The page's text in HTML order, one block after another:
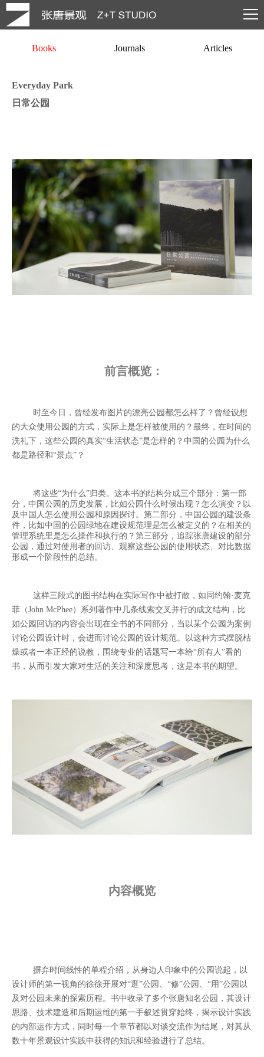
Books Journals Articles
Everyday Park
日常公园
前言概览：
时至今日，曾经发布图片的漂亮公园都怎么样了？曾经设想
的大众使用公园的方式，实际上是怎样被使用的？最终，在时间的
洗礼下，这些公园的真实“生活状态”是怎样的？中国的公园为什么
都是路径和“景点”？
将这些“为什么”归类。这本书的结构分成三个部分：第一部
分，中国公园的历史发展，比如公园什么时候出现？怎么演变？以
及中国人怎么使用公园和原因探讨。第二部分，中国公园的建设条
件，比如中国的公园绿地在建设规范理是怎么被定义的？在相关的
管理系统里是怎么操作和执行的？第三部分，追踪张唐建设的部分
公园，通过对使用者的回访、观察这些公园的使用状态、对比数据
形成一个阶段性的总结。
这样三段式的图书结构在实际写作中被打散，如同约翰·麦克
菲（John McPhee）系列著作中几条线索交叉并行的成文结构，比
如公园回访的内容会出现在全书的不同部分，当以某个公园为案例
讨论公园设计时，会进而讨论公园的设计规范。以这种方式摆脱枯
燥或者一本正经的说教，围绕专业的话题写一本给“所有人”看的
书，从而引发大家对生活的关注和深度思考，这是本书的期望。
内容概览
摒弃时间线性的单程介绍，从身边人印象中的公园说起，以
设计师的第一视角的徐徐开展对“逛”公园、“修”公园、“用”公园以
及对公园未来的探索历程。书中收录了多个张唐知名公园，其设计
思路、技术建造和后期运维的第一手叙述贯穿始终，揭示设计实践
的内部运作方式，同时每一个章节都以对谈交流作为结尾，对其从
数十年景观设计实践中获得的知识和经验进行了总结。